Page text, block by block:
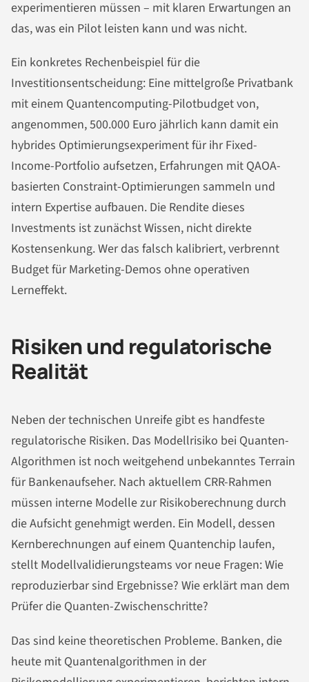
experimentieren müssen – mit klaren Erwartungen an
das, was ein Pilot leisten kann und was nicht.
Ein konkretes Rechenbeispiel für die
Investitionsentscheidung: Eine mittelgroße Privatbank
mit einem Quantencomputing-Pilotbudget von,
angenommen, 500.000 Euro jährlich kann damit ein
hybrides Optimierungsexperiment für ihr Fixed-
Income-Portfolio aufsetzen, Erfahrungen mit QAOA-
basierten Constraint-Optimierungen sammeln und
intern Expertise aufbauen. Die Rendite dieses
Investments ist zunächst Wissen, nicht direkte
Kostensenkung. Wer das falsch kalibriert, verbrennt
Budget für Marketing-Demos ohne operativen
Lerneffekt.
Risiken und regulatorische
Realität
Neben der technischen Unreife gibt es handfeste
regulatorische Risiken. Das Modellrisiko bei Quanten-
Algorithmen ist noch weitgehend unbekanntes Terrain
für Bankenaufseher. Nach aktuellem CRR-Rahmen
müssen interne Modelle zur Risikoberechnung durch
die Aufsicht genehmigt werden. Ein Modell, dessen
Kernberechnungen auf einem Quantenchip laufen,
stellt Modellvalidierungsteams vor neue Fragen: Wie
reproduzierbar sind Ergebnisse? Wie erklärt man dem
Prüfer die Quanten-Zwischenschritte?
Das sind keine theoretischen Probleme. Banken, die
heute mit Quantenalgorithmen in der